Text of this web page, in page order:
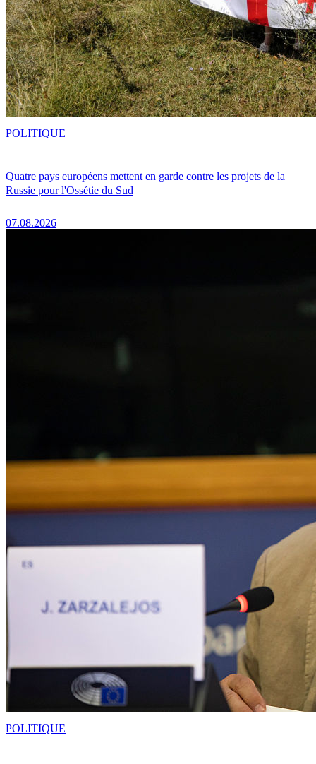
Quatre pays européens mettent en garde contre les projets de la
Russie pour l'Ossétie du Sud
07.08.2026
POLITIQUE
POLITIQUE